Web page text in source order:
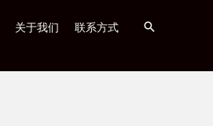
关于我们 联系方式